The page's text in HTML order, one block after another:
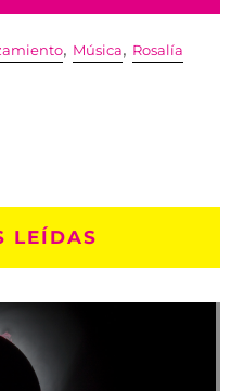
, Música, Rosalía
LEÍDAS